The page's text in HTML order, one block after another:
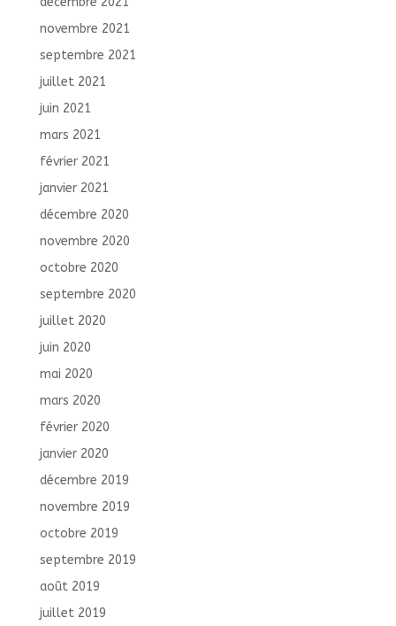
novembre 2021
septembre 2021
juillet 2021
juin 2021
mars 2021
février 2021
janvier 2021
décembre 2020
novembre 2020
octobre 2020
septembre 2020
juillet 2020
juin 2020
mai 2020
mars 2020
février 2020
janvier 2020
décembre 2019
novembre 2019
octobre 2019
septembre 2019
août 2019
juillet 2019